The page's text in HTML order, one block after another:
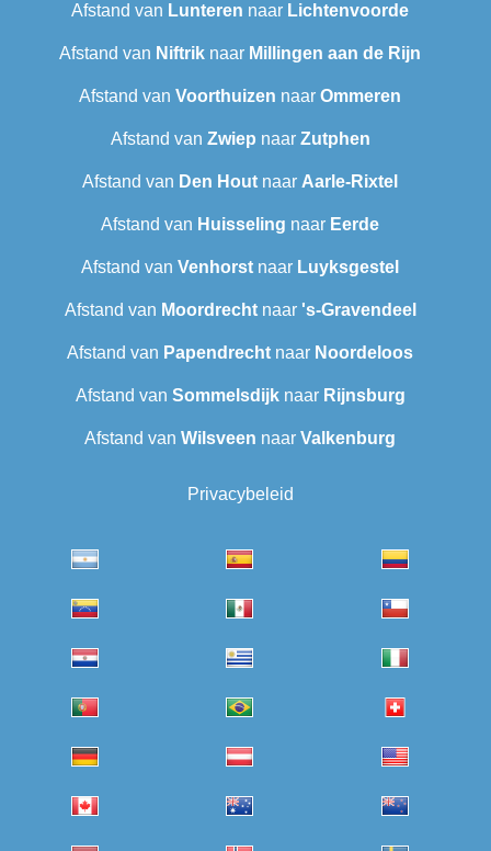
Afstand van Lunteren naar Lichtenvoorde
Afstand van Niftrik naar Millingen aan de Rijn
Afstand van Voorthuizen naar Ommeren
Afstand van Zwiep naar Zutphen
Afstand van Den Hout naar Aarle-Rixtel
Afstand van Huisseling naar Eerde
Afstand van Venhorst naar Luyksgestel
Afstand van Moordrechtnaar 's-Gravendeel
Afstand van Papendrecht naar Noordeloos
Afstand van Sommelsdijknaar Rijnsburg
Afstand van Wilsveen‎ naar Valkenburg
Privacybeleid